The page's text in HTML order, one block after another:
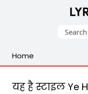
Malayalam,
English,
Search
Home
यह है स्टाइल Ye